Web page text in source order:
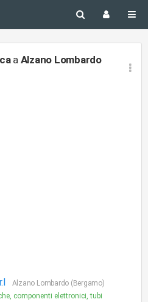
a Alzano Lombardo
Alzano Lombardo (Bergamo)
componenti elettronici, tubi